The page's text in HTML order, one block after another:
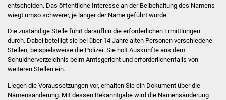
Soziale Einrichtungen
Kirchen
Lokale Agenda
Jugendhaus
entscheiden. Das öffentliche Interesse an der Beibehaltung des Namens
wiegt umso schwerer, je länger der Name geführt wurde.
Die zuständige Stelle führt daraufhin die erforderlichen Ermittlungen
durch. Dabei beteiligt sie bei über 14 Jahre alten Personen verschiedene
Stellen, beispielsweise die Polizei. Sie holt Auskünfte aus dem
Schuldnerverzeichnis beim Amtsgericht und erforderlichenfalls von
weiteren Stellen ein.
Liegen die Voraussetzungen vor, erhalten Sie ein Dokument über die
Namensänderung. Mit dessen Bekanntgabe wird die Namensänderung